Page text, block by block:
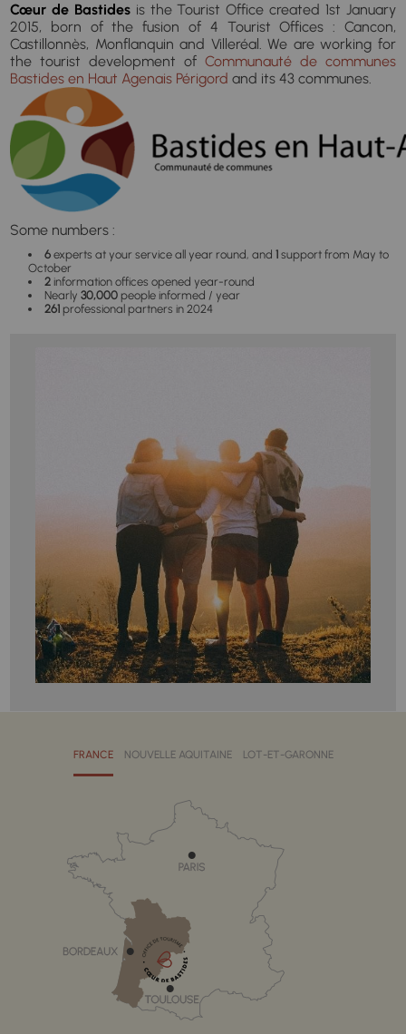
Cœur de Bastidesis the Tourist Office created 1st January
2015, born of the fusion of 4 Tourist Offices : Cancon,
Castillonnès, Monflanquin and Villeréal. We are working for
the tourist development of Communauté de communes
Bastides en Haut Agenais Périgord and its 43 communes.
Some numbers :
6 experts at your service all year round, and1 support from May to
October
2 information offices opened year-round
Nearly30,000 people informed / year
261 professional partners in 2024
FRANCE NOUVELLE AQUITAINE LOT-ET-GARONNE